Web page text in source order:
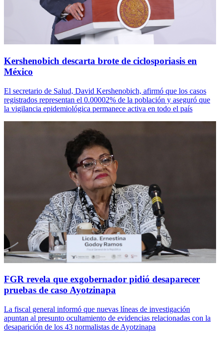
Kershenobich descarta brote de ciclosporiasis en
México
El secretario de Salud, David Kershenobich, afirmó que los casos
registrados representan el 0.00002% de la población y aseguró que
la vigilancia epidemiológica permanece activa en todo el país
FGR revela que exgobernador pidió desaparecer
pruebas de caso Ayotzinapa
La fiscal general informó que nuevas líneas de investigación
apuntan al presunto ocultamiento de evidencias relacionadas con la
desaparición de los 43 normalistas de Ayotzinapa